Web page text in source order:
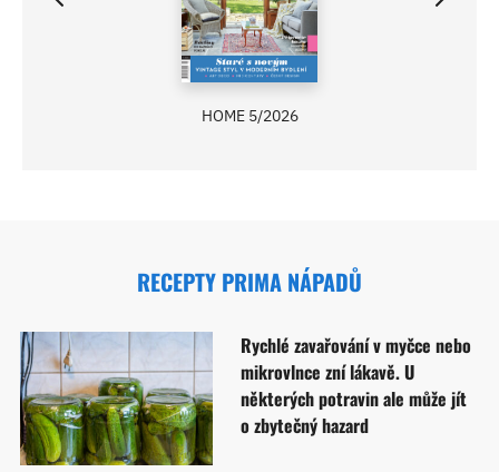
HOME 5/2026
RECEPTY PRIMA NÁPADŮ
Rychlé zavařování v myčce nebo
mikrovlnce zní lákavě. U
některých potravin ale může jít
o zbytečný hazard